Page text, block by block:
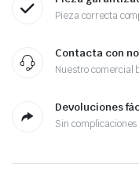
Pieza correcta
Contacta con
Nuestro comercial
Devoluciones
Sin complicaciones